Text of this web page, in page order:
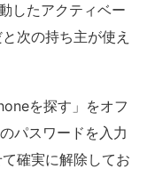
したアクティベー
次の持ち主が使え
を探す」をオフ
パスワードを入力
確実に解除してお